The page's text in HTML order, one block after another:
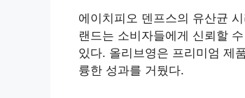
에이치피오 덴프스의 유산균
랜드는 소비자들에게 신뢰할
있다. 올리브영은 프리미엄 제
륭한 성과를 거뒀다.